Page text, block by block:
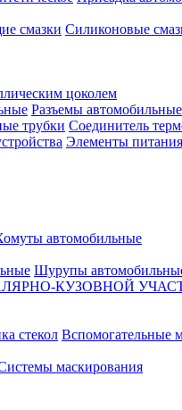
смазки Силиконовые
цоколем
Разъемы автомобильные
трубки Соединитель
Элементы питания
автомобильные
Шурупы
КУЗОВНОЙ
стекол Вспомогательные
маскирования